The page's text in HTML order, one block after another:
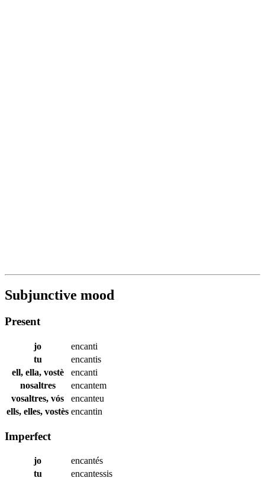
Subjunctive mood
Present
jo
encanti
tu
encantis
ell, ella, vostè
encanti
nosaltres
encantem
vosaltres, vós
encanteu
ells, elles, vostès encantin
Imperfect
jo
encantés
tu
encantessis